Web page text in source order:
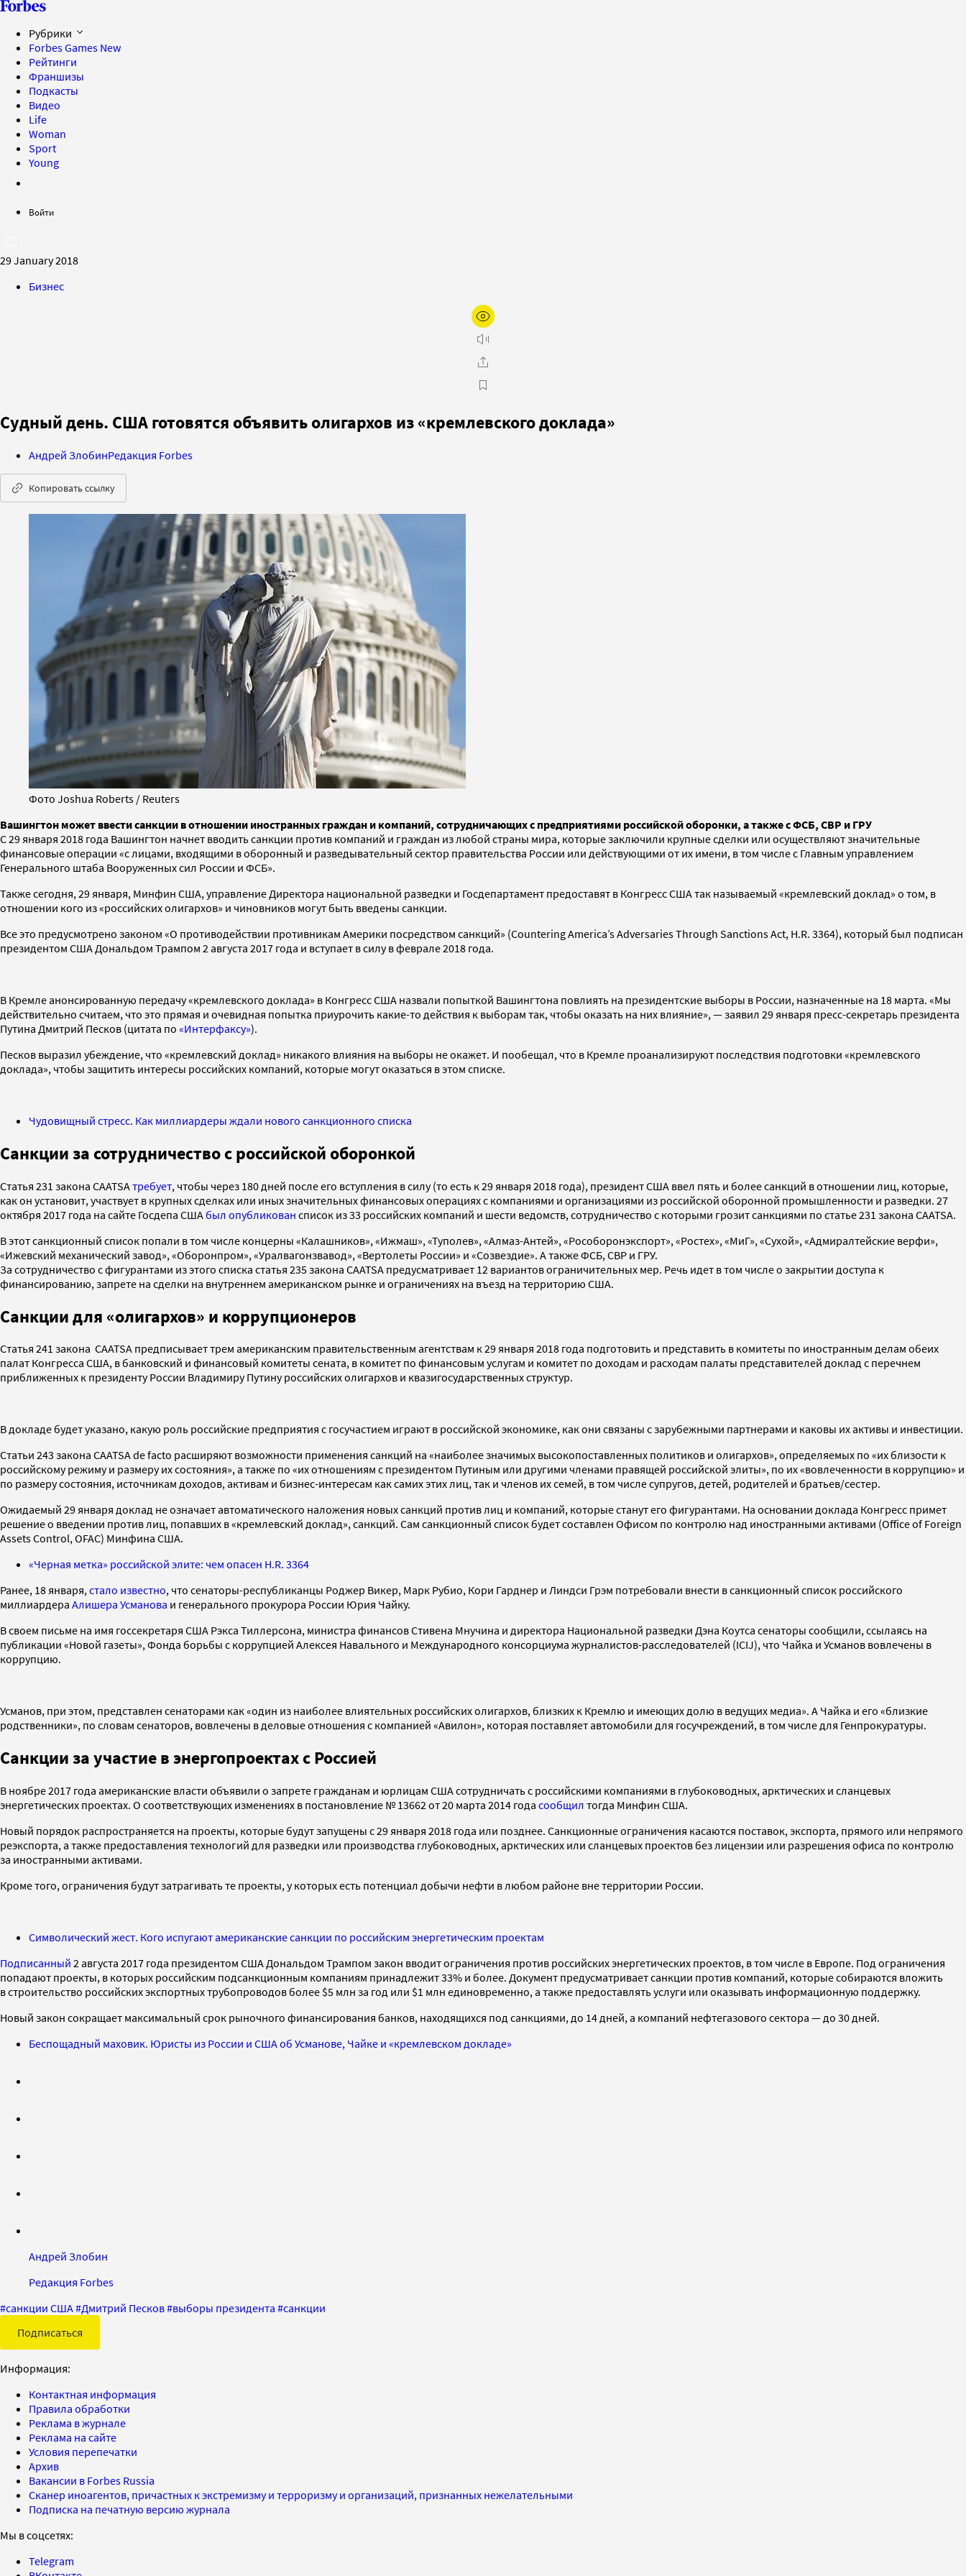
Рубрики
Forbes Games New
Рейтинги
Франшизы
Подкасты
Видео
Life
Woman
Sport
Young
Войти
29 January 2018
Бизнес
Судный день. США готовятся объявить олигархов из «кремлевского доклада»
Андрей ЗлобинРедакция Forbes
Копировать ссылку
Фото Joshua Roberts / Reuters
Вашингтон может ввести санкции в отношении иностранных граждан и компаний, сотрудничающих с предприятиями российской оборонки, а также с ФСБ, СВР и ГРУ
С 29 января 2018 года Вашингтон начнет вводить санкции против компаний и граждан из любой страны мира, которые заключили крупные сделки или осуществляют значительные
финансовые операции «с лицами, входящими в оборонный и разведывательный сектор правительства России или действующими от их имени, в том числе с Главным управлением
Генерального штаба Вооруженных сил России и ФСБ».
Также сегодня, 29 января, Минфин США, управление Директора национальной разведки и Госдепартамент предоставят в Конгресс США так называемый «кремлевский доклад» о том, в
отношении кого из «российских олигархов» и чиновников могут быть введены санкции.
Все это предусмотрено законом «О противодействии противникам Америки посредством санкций» (Сountering America’s Adversaries Through Sanctions Act, H.R. 3364), который был подписан
президентом США Дональдом Трампом 2 августа 2017 года и вступает в силу в феврале 2018 года.
В Кремле анонсированную передачу «кремлевского доклада» в Конгресс США назвали попыткой Вашингтона повлиять на президентские выборы в России, назначенные на 18 марта. «Мы
действительно считаем, что это прямая и очевидная попытка приурочить какие-то действия к выборам так, чтобы оказать на них влияние», — заявил 29 января пресс-секретарь президента
Путина Дмитрий Песков (цитата по «Интерфаксу»).
Песков выразил убеждение, что «кремлевский доклад» никакого влияния на выборы не окажет. И пообещал, что в Кремле проанализируют последствия подготовки «кремлевского
доклада», чтобы защитить интересы российских компаний, которые могут оказаться в этом списке.
Чудовищный стресс. Как миллиардеры ждали нового санкционного списка
Санкции за сотрудничество с российской оборонкой
Статья 231 закона СAATSAтребует, чтобы через 180 дней после его вступления в силу (то есть к 29 января 2018 года), президент США ввел пять и более санкций в отношении лиц, которые,
как он установит, участвует в крупных сделках или иных значительных финансовых операциях с компаниями и организациями из российской оборонной промышленности и разведки. 27
октября 2017 года на сайте Госдепа СШАбыл опубликован список из 33 российских компаний и шести ведомств, сотрудничество с которыми грозит санкциями по статье 231 закона СAATSA.
В этот санкционный список попали в том числе концерны «Калашников», «Ижмаш», «Туполев», «Алмаз-Антей», «Рособоронэкспорт», «Ростех», «МиГ», «Сухой», «Адмиралтейские верфи»,
«Ижевский механический завод», «Оборонпром», «Уралвагонзвавод», «Вертолеты России» и «Созвездие». А также ФСБ, СВР и ГРУ.
За сотрудничество с фигурантами из этого списка статья 235 закона СAATSA предусматривает 12 вариантов ограничительных мер. Речь идет в том числе о закрытии доступа к
финансированию, запрете на сделки на внутреннем американском рынке и ограничениях на въезд на территорию США.
Санкции для «олигархов» и коррупционеров
Статья 241 закона СAATSA предписывает трем американским правительственным агентствам к 29 января 2018 года подготовить и представить в комитеты по иностранным делам обеих
палат Конгресса США, в банковский и финансовый комитеты сената, в комитет по финансовым услугам и комитет по доходам и расходам палаты представителей доклад с перечнем
приближенных к президенту России Владимиру Путину российских олигархов и квазигосударственных структур.
В докладе будет указано, какую роль российские предприятия с госучастием играют в российской экономике, как они связаны с зарубежными партнерами и каковы их активы и инвестиции.
Статьи 243 закона СAATSA de facto расширяют возможности применения санкций на «наиболее значимых высокопоставленных политиков и олигархов», определяемых по «их близости к
российскому режиму и размеру их состояния», а также по «их отношениям с президентом Путиным или другими членами правящей российской элиты», по их «вовлеченности в коррупцию» и
по размеру состояния, источникам доходов, активам и бизнес-интересам как самих этих лиц, так и членов их семей, в том числе супругов, детей, родителей и братьев/сестер.
Ожидаемый 29 января доклад не означает автоматического наложения новых санкций против лиц и компаний, которые станут его фигурантами. На основании доклада Конгресс примет
решение о введении против лиц, попавших в «кремлевский доклад», санкций. Сам санкционный список будет составлен Офисом по контролю над иностранными активами (Office of Foreign
Assets Control, OFAC) Минфина США.
«Черная метка» российской элите: чем опасен H.R. 3364
Ранее, 18 января,стало известно, что сенаторы-республиканцы Роджер Викер, Марк Рубио, Кори Гарднер и Линдси Грэм потребовали внести в санкционный список российского
миллиардера Алишера Усманова и генерального прокурора России Юрия Чайку.
В своем письме на имя госсекретаря США Рэкса Тиллерсона, министра финансов Стивена Мнучина и директора Национальной разведки Дэна Коутса сенаторы сообщили, ссылаясь на
публикации «Новой газеты», Фонда борьбы с коррупцией Алексея Навального и Международного консорциума журналистов-расследователей (ICIJ), что Чайка и Усманов вовлечены в
коррупцию.
Усманов, при этом, представлен сенаторами как «один из наиболее влиятельных российских олигархов, близких к Кремлю и имеющих долю в ведущих медиа». А Чайка и его «близкие
родственники», по словам сенаторов, вовлечены в деловые отношения с компанией «Авилон», которая поставляет автомобили для госучреждений, в том числе для Генпрокуратуры.
Санкции за участие в энергопроектах с Россией
В ноябре 2017 года американские власти объявили о запрете гражданам и юрлицам США сотрудничать с российскими компаниями в глубоководных, арктических и сланцевых
энергетических проектах. О соответствующих изменениях в постановление № 13662 от 20 марта 2014 года сообщил тогда Минфин США.
Новый порядок распространяется на проекты, которые будут запущены с 29 января 2018 года или позднее. Санкционные ограничения касаются поставок, экспорта, прямого или непрямого
реэкспорта, а также предоставления технологий для разведки или производства глубоководных, арктических или сланцевых проектов без лицензии или разрешения офиса по контролю
за иностранными активами.
Кроме того, ограничения будут затрагивать те проекты, у которых есть потенциал добычи нефти в любом районе вне территории России.
Символический жест. Кого испугают американские санкции по российским энергетическим проектам
Подписанный 2 августа 2017 года президентом США Дональдом Трампом закон вводит ограничения против российских энергетических проектов, в том числе в Европе. Под ограничения
попадают проекты, в которых российским подсанкционным компаниям принадлежит 33% и более. Документ предусматривает санкции против компаний, которые собираются вложить
в строительство российских экспортных трубопроводов более $5 млн за год или $1 млн единовременно, а также предоставлять услуги или оказывать информационную поддержку.
Новый закон сокращает максимальный срок рыночного финансирования банков, находящихся под санкциями, до 14 дней, а компаний нефтегазового сектора — до 30 дней.
Беспощадный маховик. Юристы из России и США об Усманове, Чайке и «кремлевском докладе»
Андрей Злобин
Редакция Forbes
#санкции США#Дмитрий Песков#выборы президента #санкции
Подписаться
Информация:
Контактная информация
Правила обработки
Реклама в журнале
Реклама на сайте
Условия перепечатки
Архив
Вакансии в Forbes Russia
Сканер иноагентов, причастных к экстремизму и терроризму и организаций, признанных нежелательными
Подписка на печатную версию журнала
Мы в соцсетях:
Telegram